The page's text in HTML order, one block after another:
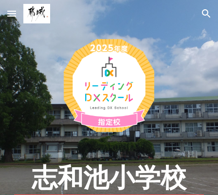
Skip to main content Skip to navigation
志和池小学校